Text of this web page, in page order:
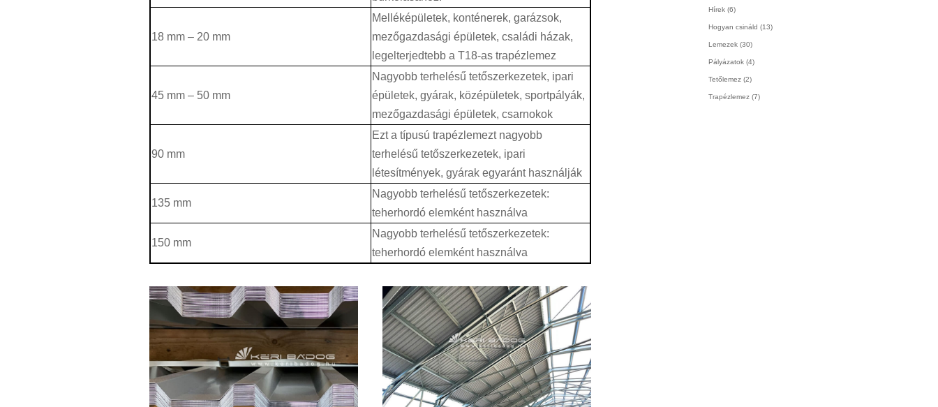
18 mm – 20 mm
Melléképületek, konténerek, garázsok,
mezőgazdasági épületek, családi házak,
legelterjedtebb a T18-as trapézlemez
45 mm – 50 mm
Nagyobb terhelésű tetőszerkezetek, ipari
épületek, gyárak, középületek, sportpályák,
mezőgazdasági épületek, csarnokok
90 mm
Ezt a típusú trapézlemezt nagyobb
terhelésű tetőszerkezetek, ipari
létesítmények, gyárak egyaránt használják
135 mm
Nagyobb terhelésű tetőszerkezetek:
teherhordó elemként használva
150 mm
Nagyobb terhelésű tetőszerkezetek:
teherhordó elemként használva
Hírek (6)
Hogyan csináld (13)
Lemezek (30)
Pályázatok (4)
Tetőlemez (2)
Trapézlemez (7)